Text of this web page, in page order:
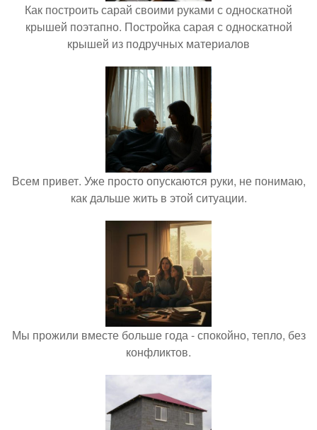
Как построить сарай своими руками с односкатной
крышей поэтапно. Постройка сарая с односкатной
крышей из подручных материалов
Всем привет. Уже просто опускаются руки, не понимаю,
как дальше жить в этой ситуации.
Мы прожили вместе больше года - спокойно, тепло, без
конфликтов.